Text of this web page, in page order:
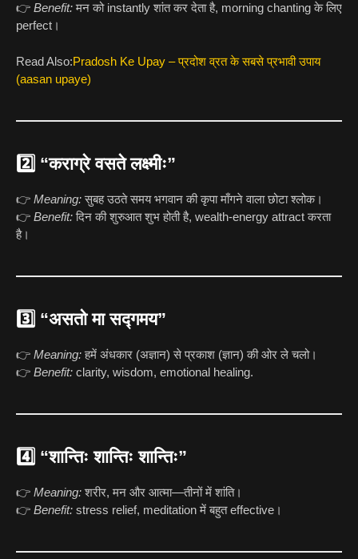
👉 Benefit:मन को instantly शांत कर देता है, morning chanting के लिए
perfect।
Read Also:Pradosh Ke Upay – प्रदोश व्रत के सबसे प्रभावी उपाय
(aasan upaye)
2️⃣ “कराग्रे वसते लक्ष्मीः”
👉 Meaning:सुबह उठते समय भगवान की कृपा माँगने वाला छोटा श्लोक।
👉 Benefit:दिन की शुरुआत शुभ होती है, wealth-energy attract करता
है।
3️⃣ “असतो मा सद्गमय”
👉 Meaning:हमें अंधकार (अज्ञान) से प्रकाश (ज्ञान) की ओर ले चलो।
👉 Benefit: clarity, wisdom, emotional healing.
4️⃣ “शान्तिः शान्तिः शान्तिः”
👉 Meaning:शरीर, मन और आत्मा—तीनों में शांति।
👉 Benefit: stress relief, meditation में बहुत effective।